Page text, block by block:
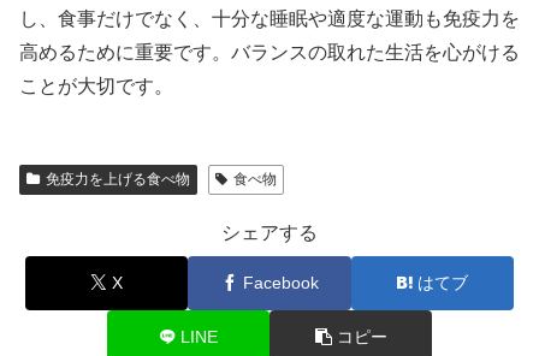
し、食事だけでなく、十分な睡眠や適度な運動も免疫力を
高めるために重要です。バランスの取れた生活を心がける
ことが大切です。
免疫力を上げる食べ物 食べ物
シェアする
X Facebook はてブ
LINE コピー